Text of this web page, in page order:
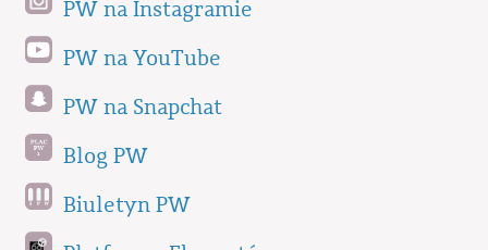
PW na Instagramie
PW na YouTube
PW na Snapchat
Blog PW
Biuletyn PW